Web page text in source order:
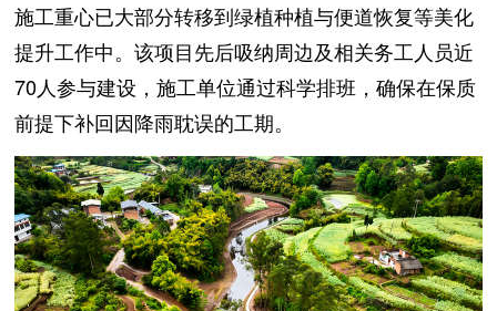
施工重心已大部分转移到绿植种植与便道恢复等美化
提升工作中。该项目先后吸纳周边及相关务工人员近
70人参与建设，施工单位通过科学排班，确保在保质
前提下补回因降雨耽误的工期。